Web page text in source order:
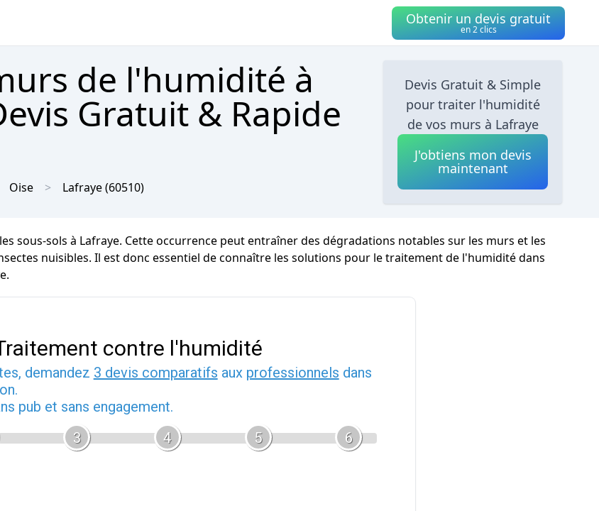
Obtenir un devis gratuit
en 2 clics
de l'humidité à
Gratuit & Rapide
Oise Lafraye(60510)
Devis Gratuit & Simple
pour traiter l'humidité
de vos murs à Lafraye
J'obtiens mon devis
maintenant
sous-sols à Lafraye. Cette occurrence peut entraîner des dégradations notables sur les murs et les
nuisibles. Il est donc essentiel de connaître les solutions pour le traitement de l'humidité dans
contre l'humidité
demandez 3 devis comparatifs aux professionnels dans
pub et sans engagement.
3 4 5 6